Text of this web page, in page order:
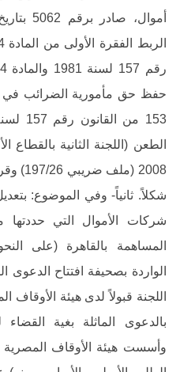
2008
شكلاً. ثانياً- وفي الموضوع:
شركات الأموال التي
المساهمة بالقاهرة (على
الواردة بصحيفة افتتاح الدعوى
اللجنة قبولاً لدى هيئة الأوقاف
بالدعوى الماثلة بغية القضاء
وأسست هيئة الأوقاف